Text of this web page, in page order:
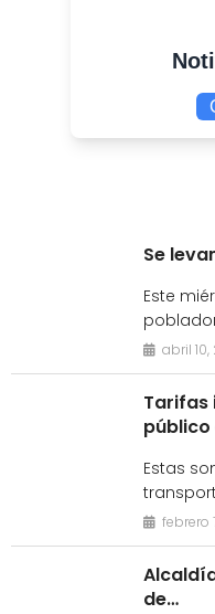
Se
Este
abril
Tarifas
público
Estas
febrero
de…